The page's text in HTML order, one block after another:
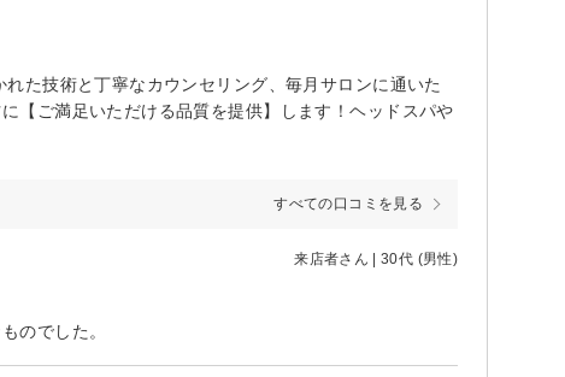
た技術と丁寧なカウンセリング、毎月サロンに通いた
【ご満足いただける品質を提供】します！ヘッドスパや
すべての口コミを見る
来店者さん | 30代 (男性)
のでした。